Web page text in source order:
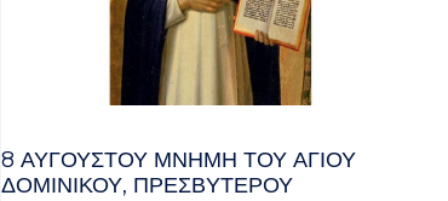
8 ΑΥΓΟΥΣΤΟΥ ΜΝΗΜΗ ΤΟΥ ΑΓΙΟΥ
ΔΟΜΙΝΙΚΟΥ, ΠΡΕΣΒΥΤΕΡΟΥ